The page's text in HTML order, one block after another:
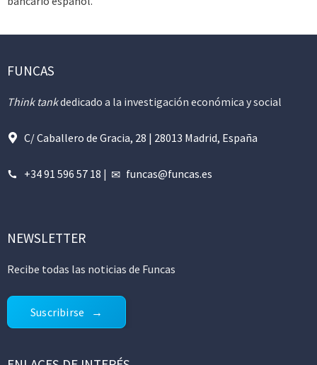
FUNCAS
Think tankdedicado a la investigación económica y social
C/ Caballero de Gracia, 28 | 28013 Madrid, España
+34 91 596 57 18 | funcas@funcas.es
NEWSLETTER
Recibe todas las noticias de Funcas
Suscribirse